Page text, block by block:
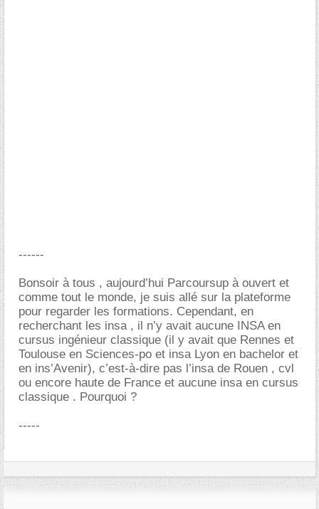
------
Bonsoir à tous , aujourd’hui Parcoursup à ouvert et
comme tout le monde, je suis allé sur la plateforme
pour regarder les formations. Cependant, en
recherchant les insa , il n’y avait aucune INSA en
cursus ingénieur classique (il y avait que Rennes et
Toulouse en Sciences-po et insa Lyon en bachelor et
en ins’Avenir), c’est-à-dire pas l’insa de Rouen , cvl
ou encore haute de France et aucune insa en cursus
classique . Pourquoi ?
-----